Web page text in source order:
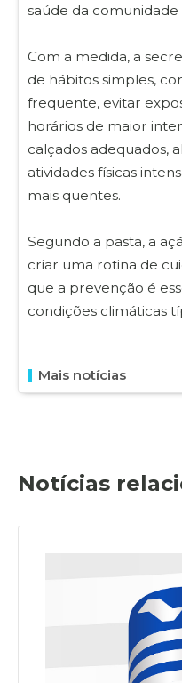
saúde da comunidade
Com a medida, a
de hábitos simples,
frequente, evitar
horários de maior
calçados adequados,
atividades físicas
mais quentes.
Segundo a pasta, a
criar uma rotina de
que a prevenção é
condições climáticas
Mais notícias
Notícias